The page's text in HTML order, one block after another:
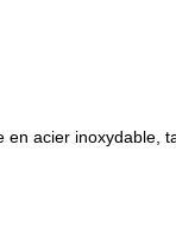
acier inoxydable,